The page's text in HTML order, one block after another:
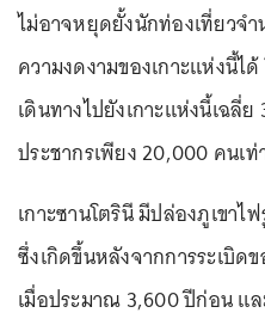
ไม่อาจหยุดยั้งนักท่องเที่ยวจ
ความงดงามของเกาะแห่งนี้ไ
เดินทางไปยังเกาะแห่งนี้เฉลี่
ประชากรเพียง 20,000 คนเ
เกาะซานโตรินี มีปล่องภูเขา
ซึ่งเกิดขึ้นหลังจากการระเบิด
เมื่อประมาณ 3,600 ปีก่อน แ